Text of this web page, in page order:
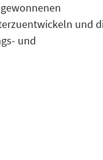
und
und